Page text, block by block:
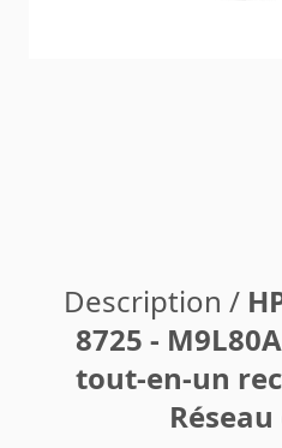
Description /
8725 -
tout-en-un